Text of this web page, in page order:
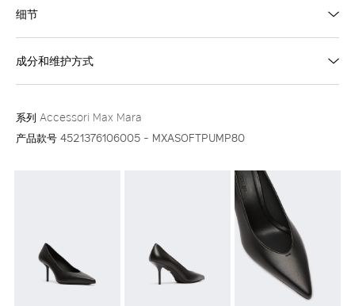
细节
成分和维护方式
系列 Accessori Max Mara
产品款号 4521376106005 - MXASOFTPUMP80